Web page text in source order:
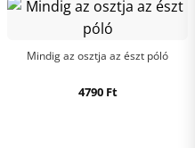
Mindig az osztja az észt póló
4790 Ft